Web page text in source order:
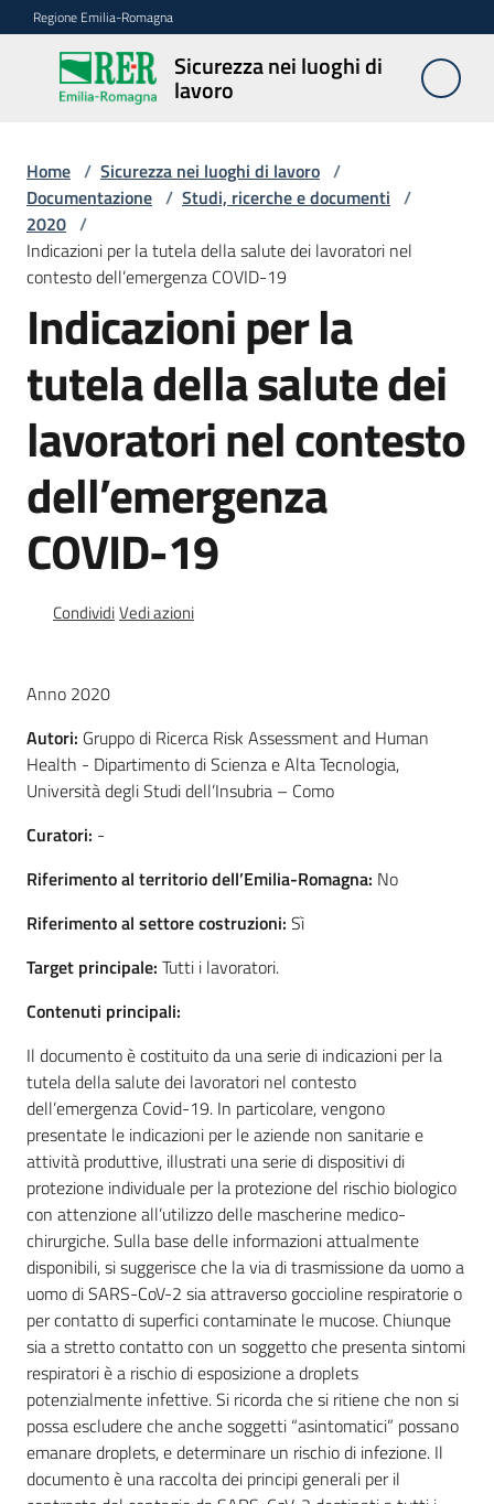
Vai al contenuto
Vai alla navigazione
Vai al footer
Regione Emilia-Romagna
Sicurezza nei luoghi di
lavoro
Sicurezza
nei
lavoro
Notizie
Sicurezza
nelle
costruzioni
Coordinamento
prevenzione
e
vigilanza
Servizi
sicurezza
Ambiti
INAIL
Regione
Emilia-
Romagna
Regione
Novità
Servizi
Leggi Atti Bandi
Argomenti
Home / Sicurezza nei luoghi di lavoro /
Documentazione / Studi, ricerche e documenti /
2020 /
Indicazioni per la tutela della salute dei lavoratori nel
contesto dell’emergenza COVID-19
Indicazioni per la
tutela della salute dei
lavoratori nel contesto
dell’emergenza
COVID-19
CondividiVedi azioni
Anno 2020
Autori: Gruppo di Ricerca Risk Assessment and Human
Health - Dipartimento di Scienza e Alta Tecnologia,
Università degli Studi dell’Insubria – Como
Curatori: -
Riferimento al territorio dell’Emilia-Romagna: No
Riferimento al settore costruzioni: Sì
Target principale: Tutti i lavoratori.
Contenuti principali:
Il documento è costituito da una serie di indicazioni per la
tutela della salute dei lavoratori nel contesto
dell’emergenza Covid-19. In particolare, vengono
presentate le indicazioni per le aziende non sanitarie e
attività produttive, illustrati una serie di dispositivi di
protezione individuale per la protezione del rischio biologico
con attenzione all’utilizzo delle mascherine medico-
chirurgiche. Sulla base delle informazioni attualmente
disponibili, si suggerisce che la via di trasmissione da uomo a
uomo di SARS-CoV-2 sia attraverso goccioline respiratorie o
per contatto di superfici contaminate le mucose. Chiunque
sia a stretto contatto con un soggetto che presenta sintomi
respiratori è a rischio di esposizione a droplets
potenzialmente infettive. Si ricorda che si ritiene che non si
possa escludere che anche soggetti “asintomatici” possano
emanare droplets, e determinare un rischio di infezione. Il
documento è una raccolta dei principi generali per il